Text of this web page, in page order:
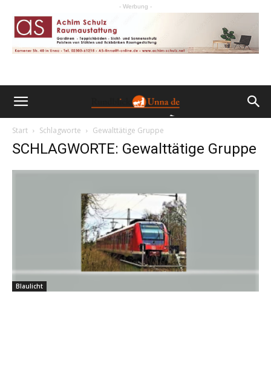
- Werbung -
Start Schlagworte Gewalttätige Gruppe
SCHLAGWORTE: Gewalttätige Gruppe
Blaulicht